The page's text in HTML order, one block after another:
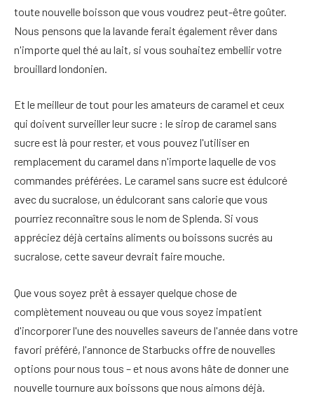
toute nouvelle boisson que vous voudrez peut-être goûter.
Nous pensons que la lavande ferait également rêver dans
n'importe quel thé au lait, si vous souhaitez embellir votre
brouillard londonien.
Et le meilleur de tout pour les amateurs de caramel et ceux
qui doivent surveiller leur sucre : le sirop de caramel sans
sucre est là pour rester, et vous pouvez l'utiliser en
remplacement du caramel dans n'importe laquelle de vos
commandes préférées. Le caramel sans sucre est édulcoré
avec du sucralose, un édulcorant sans calorie que vous
pourriez reconnaître sous le nom de Splenda. Si vous
appréciez déjà certains aliments ou boissons sucrés au
sucralose, cette saveur devrait faire mouche.
Que vous soyez prêt à essayer quelque chose de
complètement nouveau ou que vous soyez impatient
d'incorporer l'une des nouvelles saveurs de l'année dans votre
favori préféré, l'annonce de Starbucks offre de nouvelles
options pour nous tous – et nous avons hâte de donner une
nouvelle tournure aux boissons que nous aimons déjà.